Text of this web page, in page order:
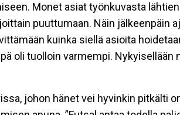
Monet asiat työnkuvasta
puuttumaan. Näin jälkeenpäin
kuinka siellä asioita
oli tuolloin varmempi. Nykyisellään
johon hänet vei hyvinkin pitkälti